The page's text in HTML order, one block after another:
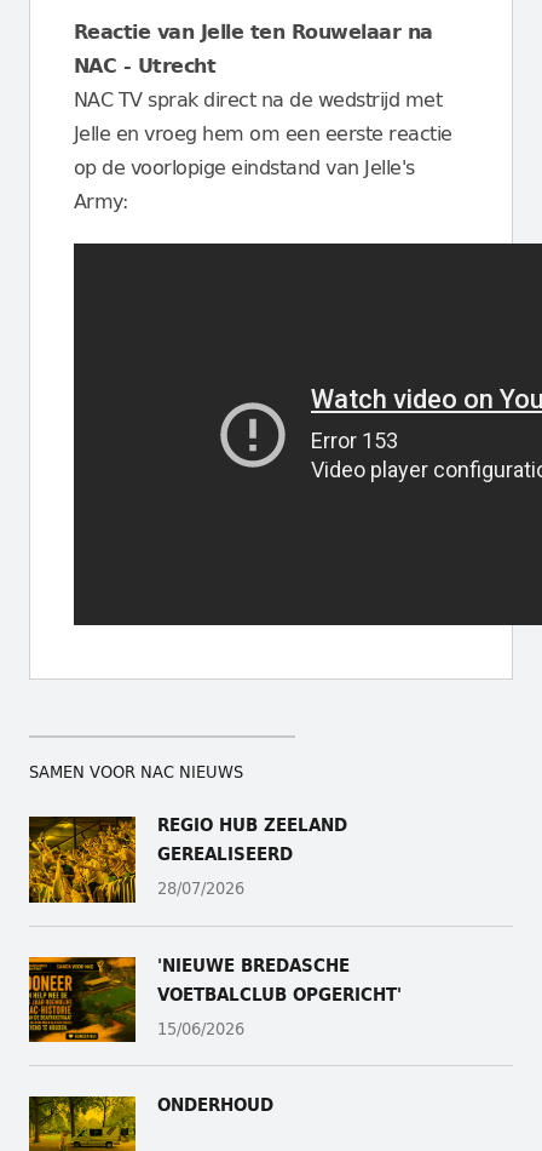
Reactie van Jelle ten Rouwelaar na
NAC - Utrecht
NAC TV sprak direct na de wedstrijd met
Jelle en vroeg hem om een eerste reactie
op de voorlopige eindstand van Jelle's
Army:
SAMEN VOOR NAC NIEUWS
REGIO HUB ZEELAND
GEREALISEERD
28/07/2026
'NIEUWE BREDASCHE
VOETBALCLUB OPGERICHT'
15/06/2026
ONDERHOUD